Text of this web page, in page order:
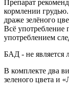
Препарат
кормлении
драже зелёного
Всё употребление
употреблением
БАД - не является
В комплекте два
зеленого цвета и